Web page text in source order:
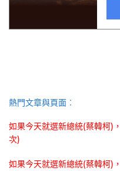
熱門文章與頁面︰
如果今天就選新總統(蔡韓柯)
次)
如果今天就選新總統(蔡韓柯)